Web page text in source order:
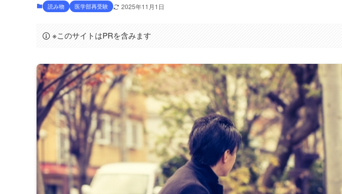
読み物 医学部再受験 2025年11月1日
※このサイトはPRを含みます